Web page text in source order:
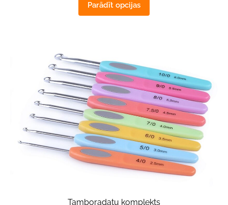
Parādīt opcijas
Tamboradatu komplekts